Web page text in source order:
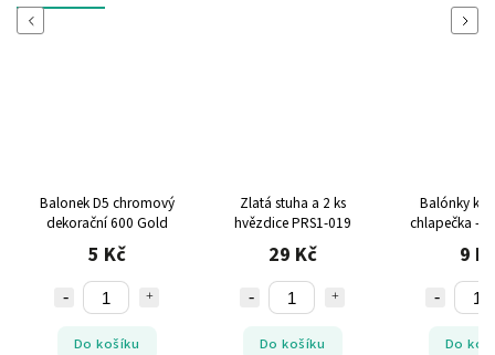
Previous
Balonek D5 chromový
dekorační 600 Gold
5 Kč
Do košíku
Zlatá stuha a 2 ks
hvězdice PRS1-019
29 Kč
Do košíku
Balónky k
chlapečka -
9
Do
Next